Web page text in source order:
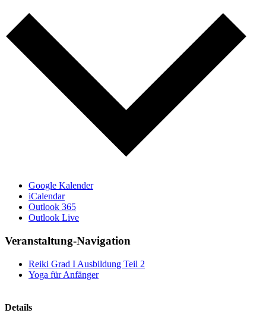
Google Kalender
iCalendar
Outlook 365
Outlook Live
Veranstaltung-Navigation
Reiki Grad I Ausbildung Teil 2
Yoga für Anfänger
Details